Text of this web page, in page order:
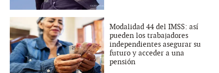
Modalidad 44 del IMSS: así
pueden los trabajadores
independientes asegurar su
futuro y acceder a una
pensión